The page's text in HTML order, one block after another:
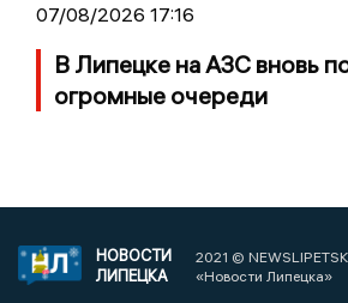
07/08/2026 17:16
В Липецке на АЗС вновь
огромные очереди
НОВОСТИ
ЛИПЕЦКА
2021 ©
«Новости Липецка»